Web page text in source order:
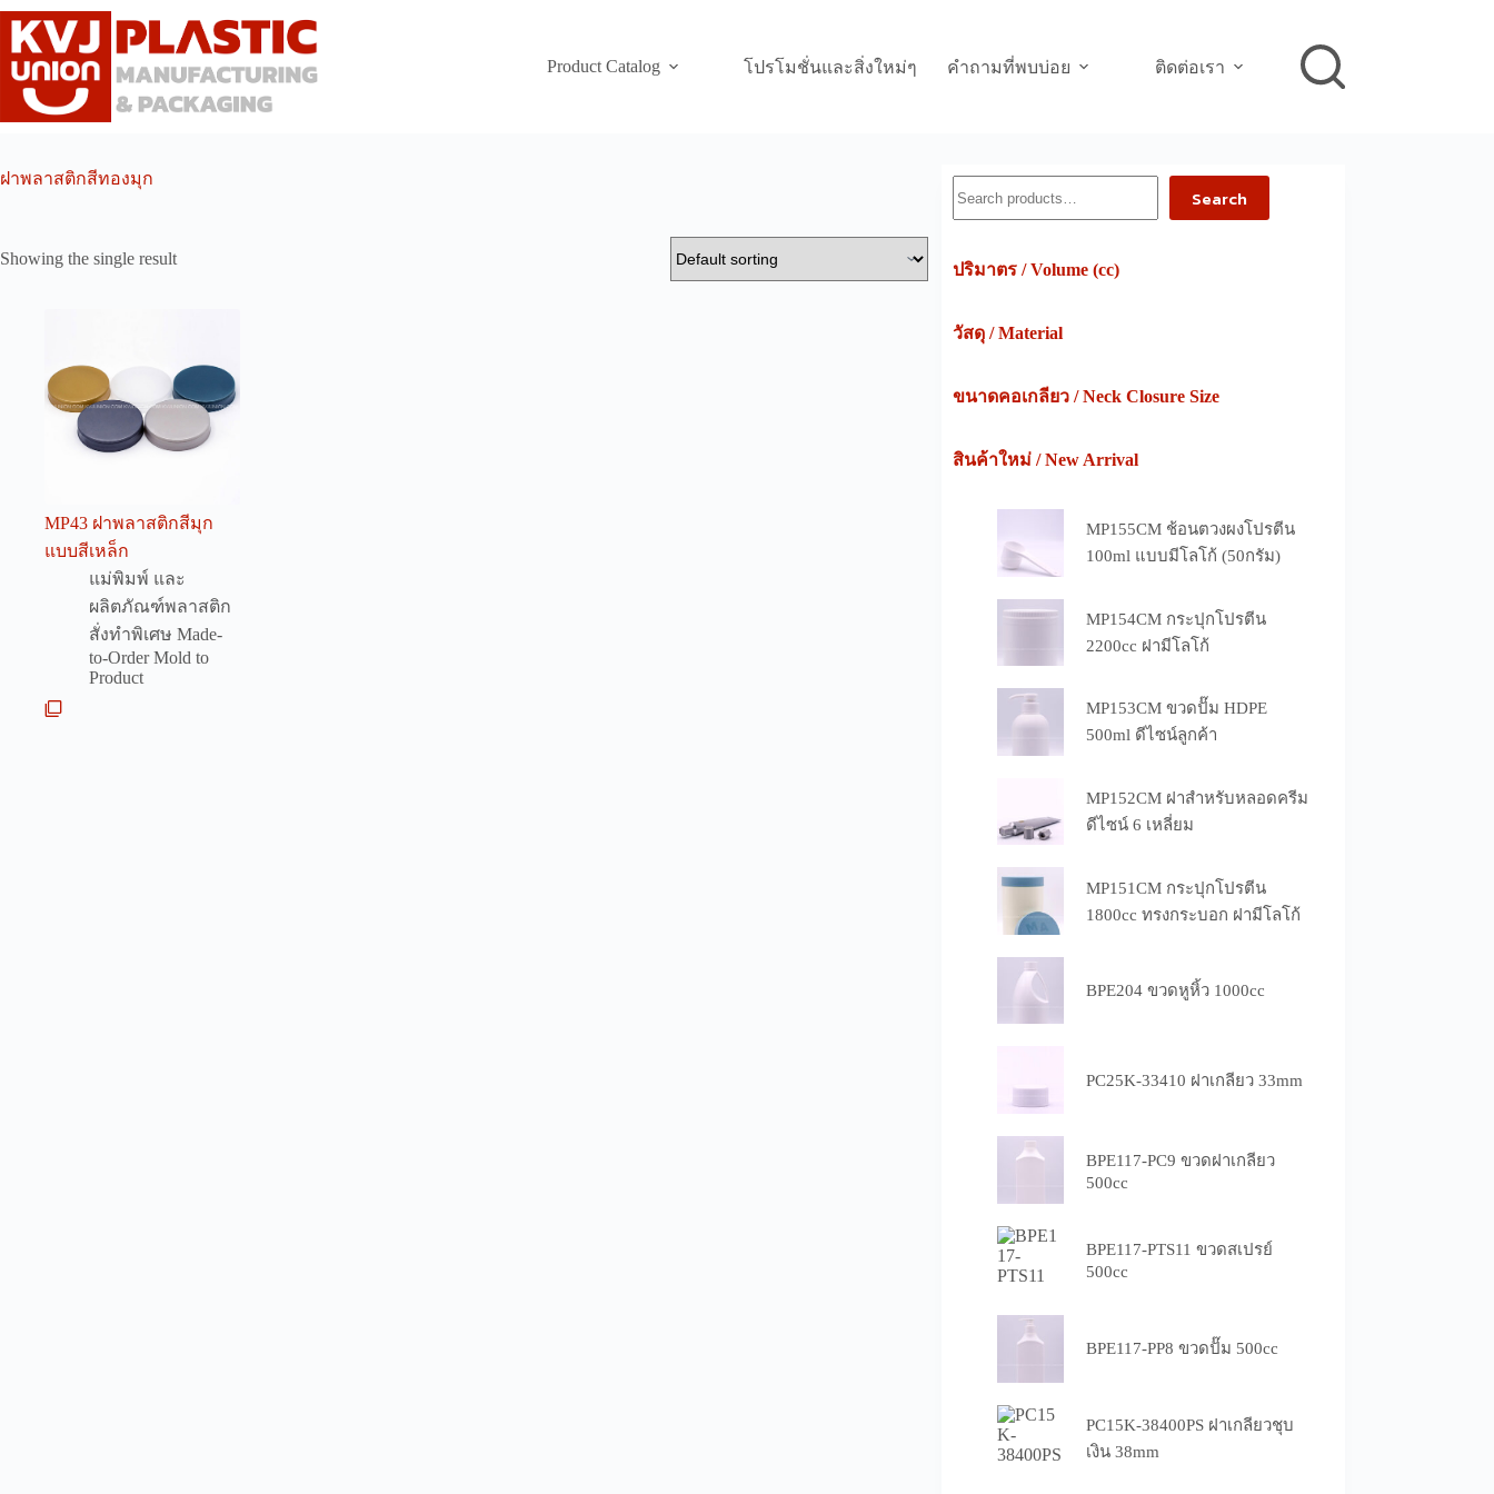
Skip
content
Product Catalog
โปรโมชั่นและสิ่งใหม่ๆ คำถามที่พบบ่อย ติดต่อเรา
ฝาพลาสติกสีทองมุก
Showing the single result
MP43 ฝาพลาสติกสีมุก
แบบสีเหล็ก
แม่พิมพ์ และ
ผลิตภัณฑ์พลาสติก
สั่งทำพิเศษ Made-
to-Order Mold to
Product
Search
ปริมาตร / Volume (cc)
วัสดุ / Material
ขนาดคอเกลียว / Neck Closure Size
สินค้าใหม่ / New Arrival
MP155CM ช้อนตวงผงโปรตีน
100ml แบบมีโลโก้ (50กรัม)
MP154CM กระปุกโปรตีน
2200cc ฝามีโลโก้
MP153CM ขวดปั๊ม HDPE
500ml ดีไซน์ลูกค้า
MP152CM ฝาสำหรับหลอดครีม
ดีไซน์ 6 เหลี่ยม
MP151CM กระปุกโปรตีน
1800cc ทรงกระบอก ฝามีโลโก้
BPE204 ขวดหูหิ้ว 1000cc
PC25K-33410 ฝาเกลียว 33mm
BPE117-PC9 ขวดฝาเกลียว
500cc
BPE117-PTS11 ขวดสเปรย์
500cc
BPE117-PP8 ขวดปั๊ม 500cc
PC15K-38400PS ฝาเกลียวชุบ
เงิน 38mm